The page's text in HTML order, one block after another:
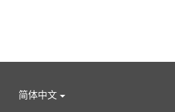
简体中文